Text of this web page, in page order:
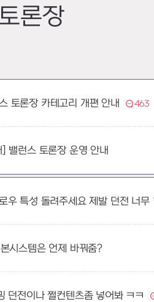
론장
토론장 카테고리 개편 안내 463
] 밸런스 토론장 운영 안내
우 특성 돌려주세요 제발 던전 너무
시스템은 언제 바꿔줌?
던전이나 쩔컨텐츠좀 넣어봐 ㅋㅋ